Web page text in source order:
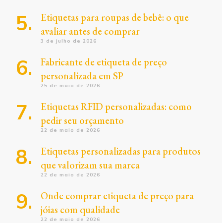
Etiquetas para roupas de bebê: o que
avaliar antes de comprar
3 de julho de 2026
Fabricante de etiqueta de preço
personalizada em SP
25 de maio de 2026
Etiquetas RFID personalizadas: como
pedir seu orçamento
22 de maio de 2026
Etiquetas personalizadas para produtos
que valorizam sua marca
22 de maio de 2026
Onde comprar etiqueta de preço para
jóias com qualidade
22 de maio de 2026